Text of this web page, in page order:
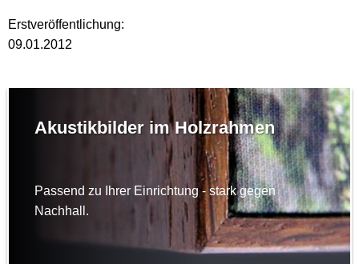
Erstveröffentlichung:
09.01.2012
Akustikbilder im Holzrahmen
Passend zu Ihrer Einrichtung - stark gegen
Nachhall.